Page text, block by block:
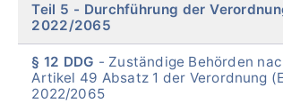
Teil 5
Durchführung der
2022/2065
§ 12 DDG
Zuständige Behörden
Artikel 49 Absatz 1 der Verordnung
2022/2065